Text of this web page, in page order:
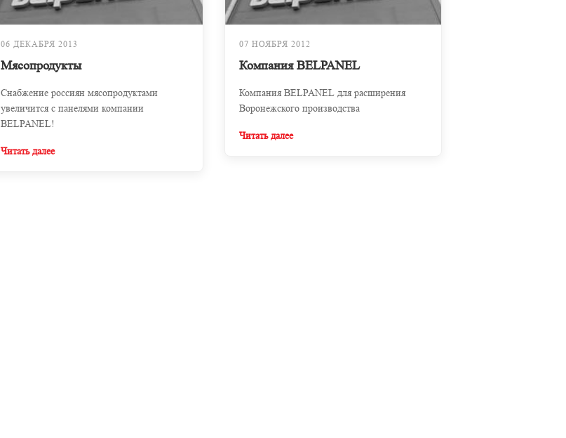
06 ДЕКАБРЯ 2013
Мясопродукты
Снабжение россиян мясопродуктами
увеличится с панелями компании
BELPANEL!
Читать далее
07 НОЯБРЯ 2012
Компания BELPANEL
Компания BELPANEL для расширения
Воронежского производства
Читать далее